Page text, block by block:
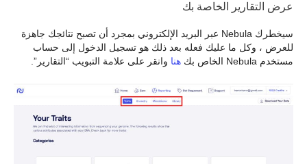
عرض التقارير الخاصة بك
سيخطرك Nebula عبر البريد الإلكتروني بمجرد أن تصبح نتائجك جاهزة
للعرض ، وكل ما عليك فعله بعد ذلك هو تسجيل الدخول إلى حساب
مستخدم Nebula الخاص بك
هنا وانقر على علامة التبويب “التقارير”.